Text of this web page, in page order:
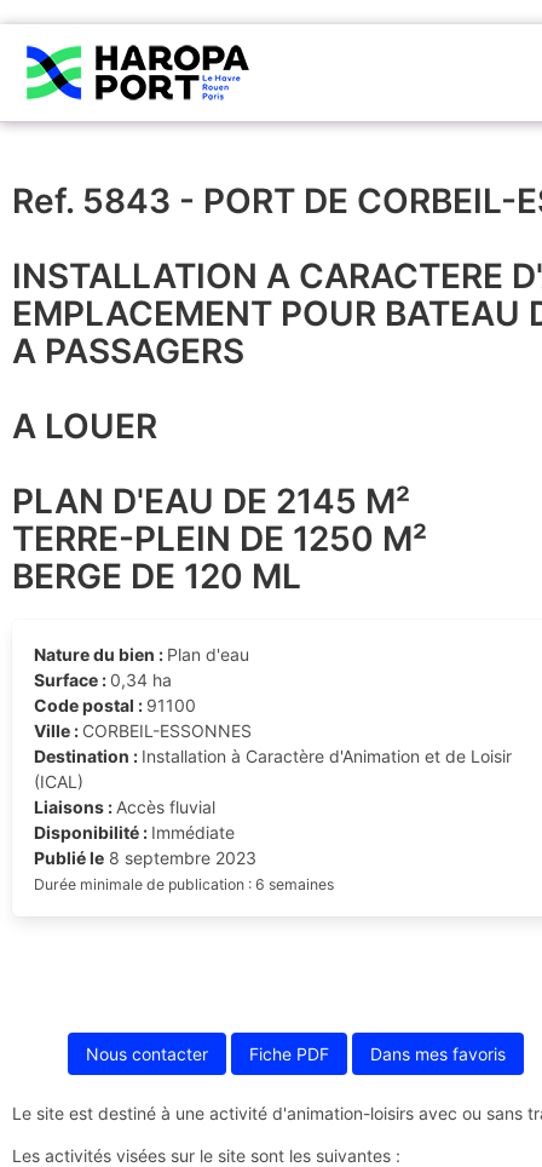
Ref. 5843 - PORT DE CORBEIL-
INSTALLATION A CARACTERE
EMPLACEMENT POUR
A PASSAGERS
A LOUER
PLAN D'EAU DE 2145 M²
TERRE-PLEIN DE 1250 M²
BERGE DE 120 ML
Nature du bien : Plan d'eau
Surface : 0,34 ha
Code postal : 91100
Ville : CORBEIL-ESSONNES
Destination : Installation à Caractère d'Animation et de Loisir
(ICAL)
Liaisons : Accès fluvial
Disponibilité : Immédiate
Publié le8 septembre 2023
Durée minimale de publication : 6 semaines
Nous contacter Fiche PDF Dans mes favoris
Le site est destiné à une activité d'animation-loisirs avec ou sans
Les activités visées sur le site sont les suivantes :